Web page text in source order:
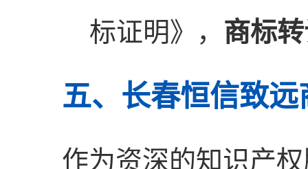
标证明》， 商标
五、长春恒信致
作为资深的知识产